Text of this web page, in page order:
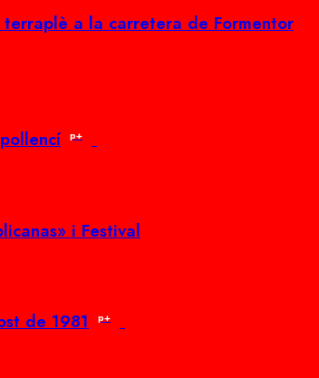
a la carretera de Formentor
p+
i Festival
de 1981 p+